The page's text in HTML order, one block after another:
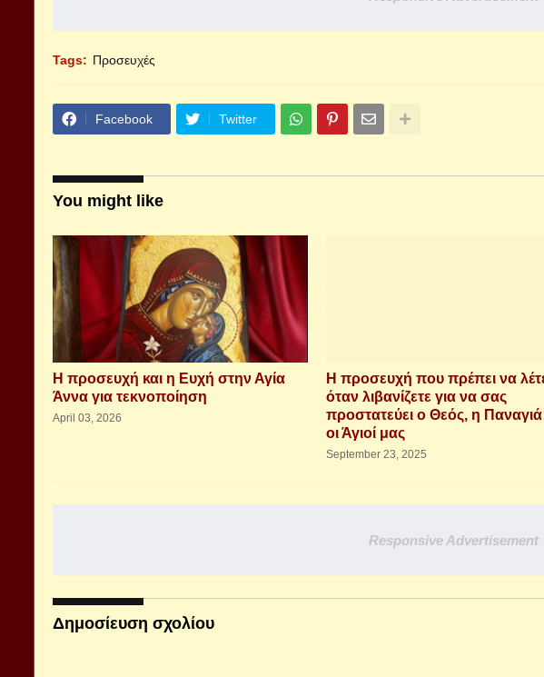
Tags: Προσευχές
Facebook Twitter
You might like
Η προσευχή και η Ευχή στην Αγία
Άννα για τεκνοποίηση
April 03, 2026
Η προσευχή που πρέπει να
όταν λιβανίζετε για να σας
προστατεύει ο Θεός, η Παναγιά
οι Άγιοί μας
September 23, 2025
Responsive Advertisement
Δημοσίευση σχολίου